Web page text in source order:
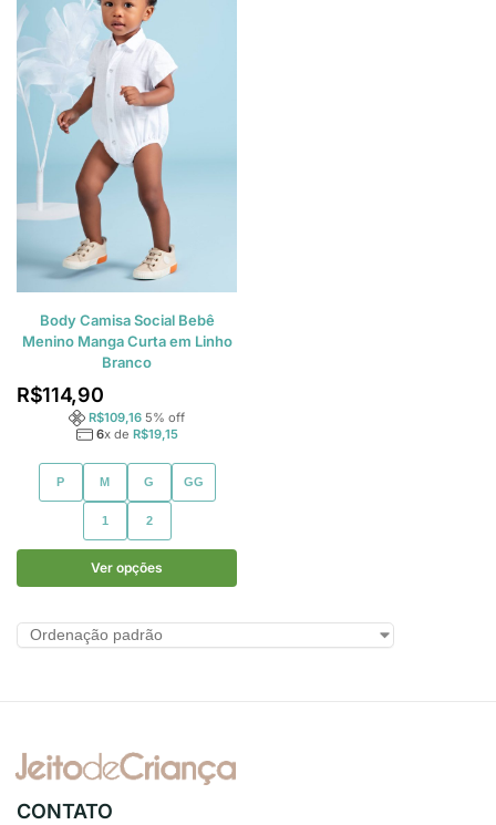
Body Camisa Social Bebê
Menino Manga Curta em Linho
Branco
R$114,90
R$109,16 5% off
6x de R$19,15
P M G GG
1 2
Ver opções
CONTATO